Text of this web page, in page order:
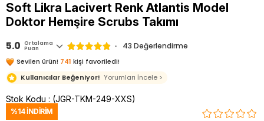
Soft Likra Lacivert Renk Atlantis Model
Doktor Hemşire Scrubs Takımı
5.0 Ortalama
Puan 43 Değerlendirme
Sevilen ürün! 741 kişi favoriledi!
Kullanıcılar Beğeniyor! Yorumları İncele >
Stok Kodu (JGR-TKM-249-XXS)
%14İNDIRIM